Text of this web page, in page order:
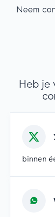
Neem
Heb je
binnen